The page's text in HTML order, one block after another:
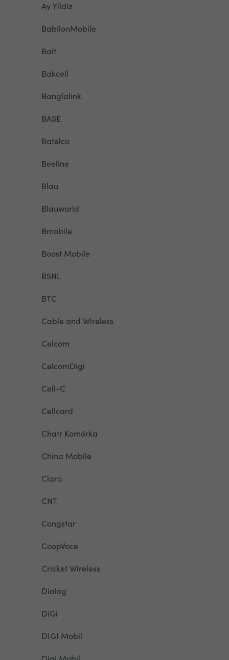
Ay Yildiz
BabilonMobile
Bait
Bakcell
Banglalink
BASE
Batelco
Beeline
Blau
Blauworld
Bmobile
Boost Mobile
BSNL
BTC
Cable and Wireless
Celcom
CelcomDigi
Cell-C
Cellcard
Chatr Komórka
China Mobile
Claro
CNT
Congstar
CoopVoce
Cricket Wireless
Dialog
DiGi
DIGI Mobil